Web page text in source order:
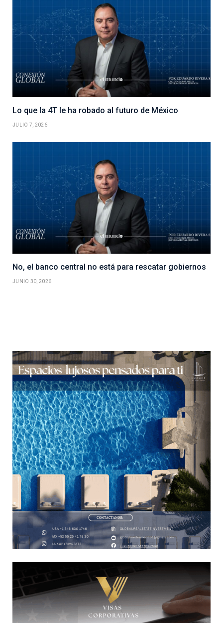
Lo que la 4T le ha robado al futuro de México
JULIO 7, 2026
No, el banco central no está para rescatar gobiernos
JUNIO 30, 2026